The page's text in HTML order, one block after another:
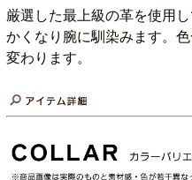
厳選した最上級の革を使用
かくなり腕に馴染みます。
変わります。